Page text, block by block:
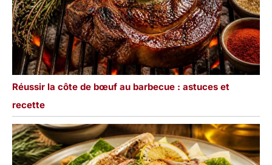
Réussir la côte de bœuf au barbecue : astuces et
recette